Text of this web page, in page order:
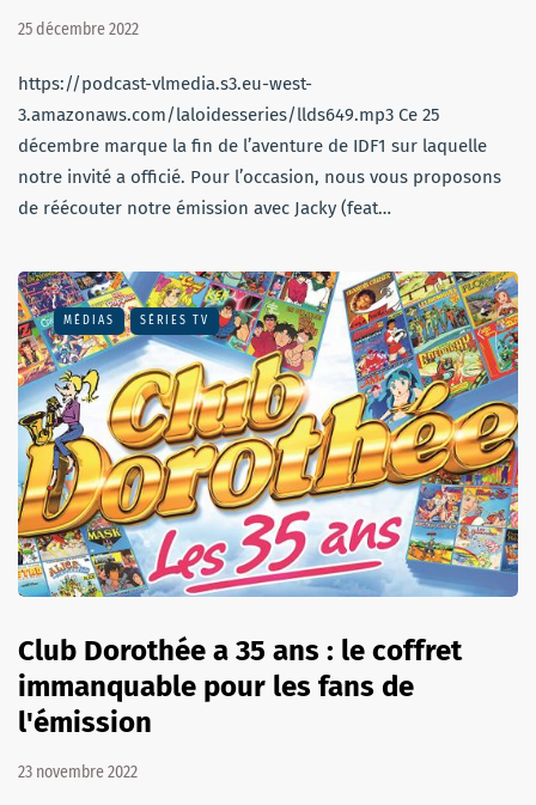
25 décembre 2022
https://podcast-vlmedia.s3.eu-west-
3.amazonaws.com/laloidesseries/llds649.mp3 Ce 25
décembre marque la fin de l’aventure de IDF1 sur laquelle
notre invité a officié. Pour l’occasion, nous vous proposons
de réécouter notre émission avec Jacky (feat…
MÉDIAS SÉRIES TV
Club Dorothée a 35 ans : le coffret
immanquable pour les fans de
l'émission
23 novembre 2022